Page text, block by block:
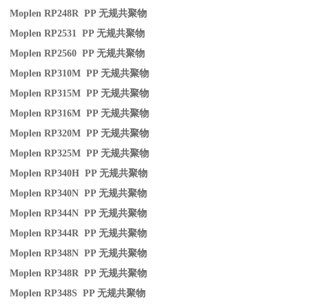
Moplen RP248R PP无规共聚物
Moplen RP2531 PP无规共聚物
Moplen RP2560 PP无规共聚物
Moplen RP310M PP无规共聚物
Moplen RP315M PP无规共聚物
Moplen RP316M PP无规共聚物
Moplen RP320M PP无规共聚物
Moplen RP325M PP无规共聚物
Moplen RP340H PP无规共聚物
Moplen RP340N PP无规共聚物
Moplen RP344N PP无规共聚物
Moplen RP344R PP无规共聚物
Moplen RP348N PP无规共聚物
Moplen RP348R PP无规共聚物
Moplen RP348S PP无规共聚物